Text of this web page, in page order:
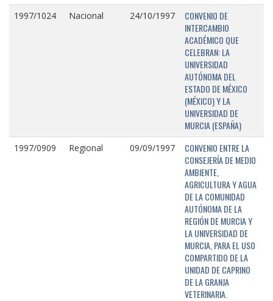
1997/1024 Nacional 24/10/1997
CONVENIO DE
INTERCAMBIO
ACADÉMICO QUE
CELEBRAN: LA
UNIVERSIDAD
AUTÓNOMA DEL
ESTADO DE MÉXICO
(MÉXICO) Y LA
UNIVERSIDAD DE
MURCIA (ESPAÑA)
1997/0909 Regional 09/09/1997
CONVENIO ENTRE LA
CONSEJERÍA DE MEDIO
AMBIENTE,
AGRICULTURA Y AGUA
DE LA COMUNIDAD
AUTÓNOMA DE LA
REGIÓN DE MURCIA Y
LA UNIVERSIDAD DE
MURCIA, PARA EL USO
COMPARTIDO DE LA
UNIDAD DE CAPRINO
DE LA GRANJA
VETERINARIA.